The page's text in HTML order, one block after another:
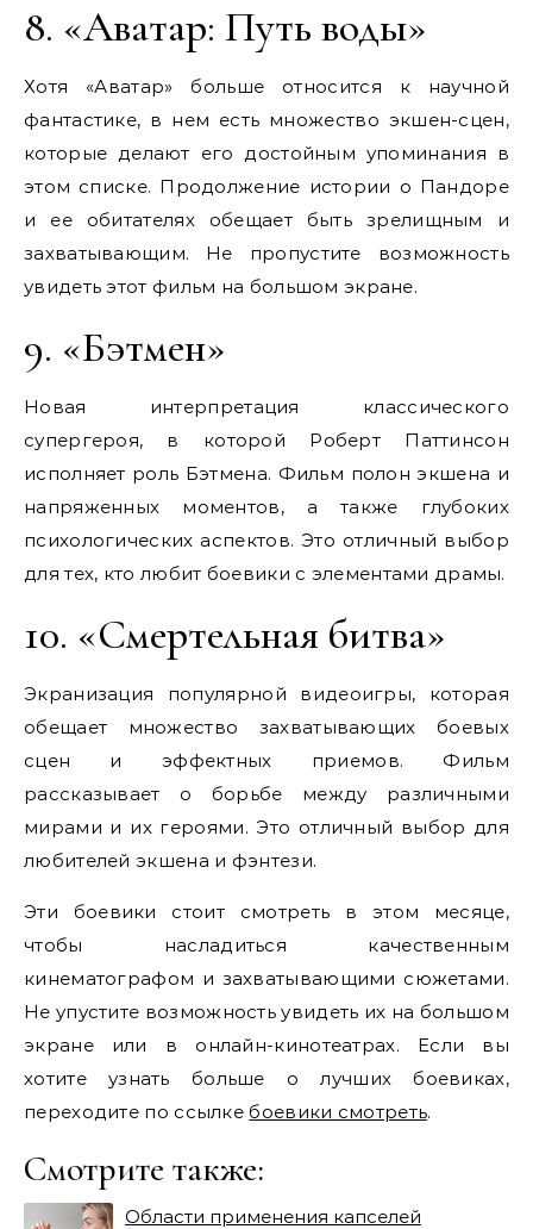
8. «Аватар: Путь воды»
Хотя «Аватар» больше относится к научной
фантастике, в нем есть множество экшен-сцен,
которые делают его достойным упоминания в
этом списке. Продолжение истории о Пандоре
и ее обитателях обещает быть зрелищным и
захватывающим. Не пропустите возможность
увидеть этот фильм на большом экране.
9. «Бэтмен»
Новая интерпретация классического
супергероя, в которой Роберт Паттинсон
исполняет роль Бэтмена. Фильм полон экшена и
напряженных моментов, а также глубоких
психологических аспектов. Это отличный выбор
для тех, кто любит боевики с элементами драмы.
10. «Смертельная битва»
Экранизация популярной видеоигры, которая
обещает множество захватывающих боевых
сцен и эффектных приемов. Фильм
рассказывает о борьбе между различными
мирами и их героями. Это отличный выбор для
любителей экшена и фэнтези.
Эти боевики стоит смотреть в этом месяце,
чтобы насладиться качественным
кинематографом и захватывающими сюжетами.
Не упустите возможность увидеть их на большом
экране или в онлайн-кинотеатрах. Если вы
хотите узнать больше о лучших боевиках,
переходите по ссылкебоевики смотреть.
Смотрите также:
Области применения капселей